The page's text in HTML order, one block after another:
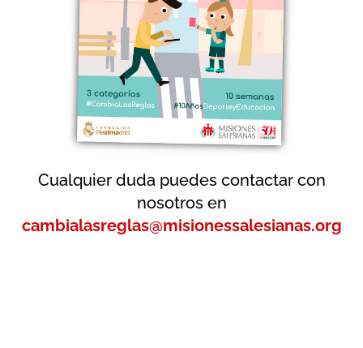
Cualquier duda puedes contactar con
nosotros en
cambialasreglas@misionessalesianas.org